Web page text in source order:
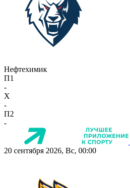
Нефтехимик
П1
-
X
-
П2
-
20 сентября 2026, Вс, 00:00